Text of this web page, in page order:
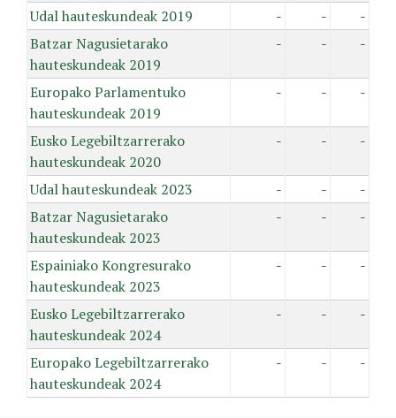
Udal hauteskundeak 2019 - -
-
Batzar Nagusietarako
hauteskundeak 2019
- - -
Europako Parlamentuko
hauteskundeak 2019
- - -
Eusko Legebiltzarrerako
hauteskundeak 2020
- - -
Udal hauteskundeak 2023 - -
-
Batzar Nagusietarako
hauteskundeak 2023
- - -
Espainiako Kongresurako
hauteskundeak 2023
- - -
Eusko Legebiltzarrerako
hauteskundeak 2024
- - -
Europako Legebiltzarrerako
hauteskundeak 2024
- - -